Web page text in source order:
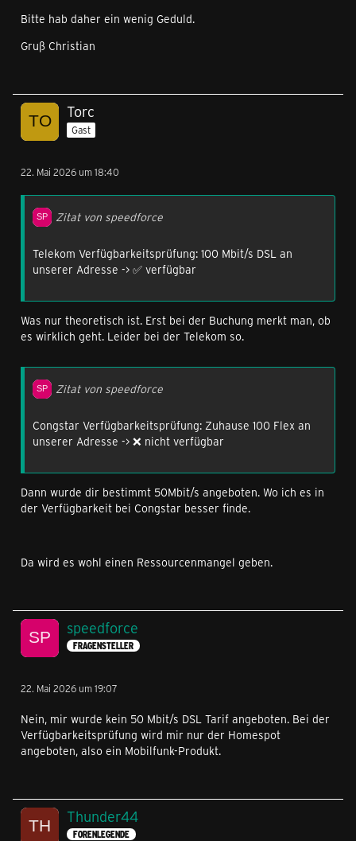
Bitte hab daher ein wenig Geduld.
Gruß Christian
Torc
Gast
22. Mai 2026 um 18:40
Zitat von speedforce
Telekom Verfügbarkeitsprüfung: 100 Mbit/s DSL an
unserer Adresse -> ✅ verfügbar
Was nur theoretisch ist. Erst bei der Buchung merkt man, ob
es wirklich geht. Leider bei der Telekom so.
Zitat von speedforce
Congstar Verfügbarkeitsprüfung: Zuhause 100 Flex an
unserer Adresse -> ❌ nicht verfügbar
Dann wurde dir bestimmt 50Mbit/s angeboten. Wo ich es in
der Verfügbarkeit bei Congstar besser finde.
Da wird es wohl einen Ressourcenmangel geben.
speedforce
FRAGENSTELLER
22. Mai 2026 um 19:07
Nein, mir wurde kein 50 Mbit/s DSL Tarif angeboten. Bei der
Verfügbarkeitsprüfung wird mir nur der Homespot
angeboten, also ein Mobilfunk-Produkt.
Thunder44
FORENLEGENDE